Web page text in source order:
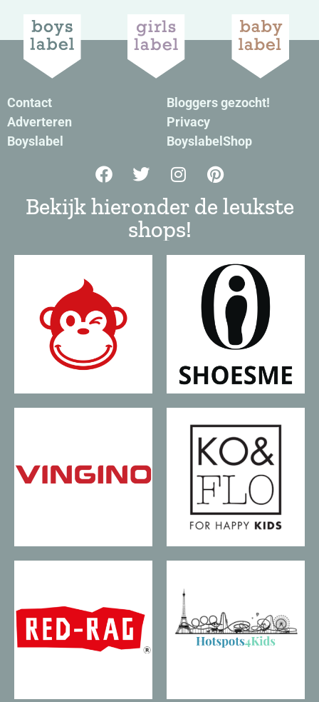
Contact
Adverteren
Boyslabel
Bloggers gezocht!
Privacy
BoyslabelShop
Bekijk hieronder de leukste
shops!